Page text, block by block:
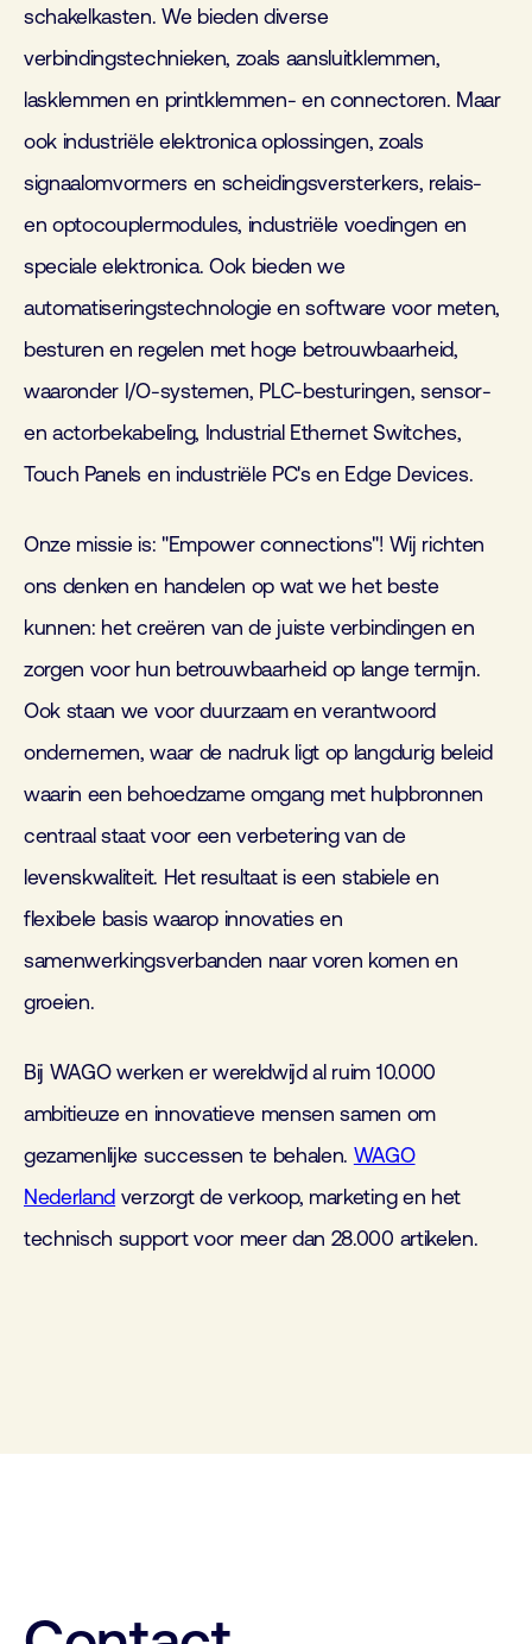
schakelkasten. We bieden diverse
verbindingstechnieken, zoals aansluitklemmen,
lasklemmen en printklemmen- en connectoren. Maar
ook industriële elektronica oplossingen, zoals
signaalomvormers en scheidingsversterkers, relais-
en optocouplermodules, industriële voedingen en
speciale elektronica. Ook bieden we
automatiseringstechnologie en software voor meten,
besturen en regelen met hoge betrouwbaarheid,
waaronder I/O-systemen, PLC-besturingen, sensor-
en actorbekabeling, Industrial Ethernet Switches,
Touch Panels en industriële PC's en Edge Devices.
Onze missie is: "Empower connections"! Wij richten
ons denken en handelen op wat we het beste
kunnen: het creëren van de juiste verbindingen en
zorgen voor hun betrouwbaarheid op lange termijn.
Ook staan we voor duurzaam en verantwoord
ondernemen, waar de nadruk ligt op langdurig beleid
waarin een behoedzame omgang met hulpbronnen
centraal staat voor een verbetering van de
levenskwaliteit. Het resultaat is een stabiele en
flexibele basis waarop innovaties en
samenwerkingsverbanden naar voren komen en
groeien.
Bij WAGO werken er wereldwijd al ruim 10.000
ambitieuze en innovatieve mensen samen om
gezamenlijke successen te behalen. WAGO
Nederland verzorgt de verkoop, marketing en het
technisch support voor meer dan 28.000 artikelen.